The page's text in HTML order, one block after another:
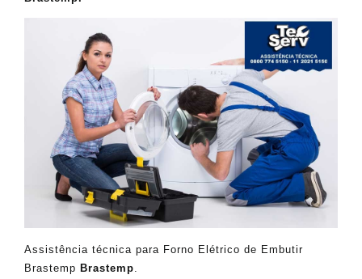
Assistência técnica para Forno Elétrico de Embutir
Brastemp Brastemp